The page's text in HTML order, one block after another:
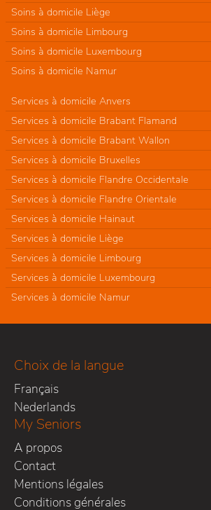
Soins à domicile Liège
Soins à domicile Limbourg
Soins à domicile Luxembourg
Soins à domicile Namur
Services à domicile Anvers
Services à domicile Brabant Flamand
Services à domicile Brabant Wallon
Services à domicile Bruxelles
Services à domicile Flandre Occidentale
Services à domicile Flandre Orientale
Services à domicile Hainaut
Services à domicile Liège
Services à domicile Limbourg
Services à domicile Luxembourg
Services à domicile Namur
Choix de la langue
Français
Nederlands
My Seniors
A propos
Contact
Mentions légales
Conditions générales